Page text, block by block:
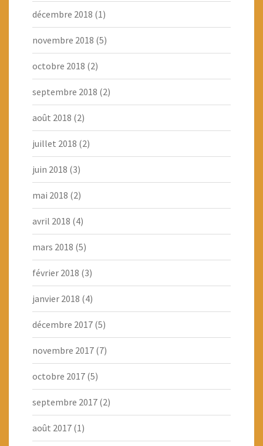
décembre 2018 (1)
novembre 2018 (5)
octobre 2018 (2)
septembre 2018 (2)
août 2018 (2)
juillet 2018 (2)
juin 2018 (3)
mai 2018 (2)
avril 2018 (4)
mars 2018 (5)
février 2018 (3)
janvier 2018 (4)
décembre 2017 (5)
novembre 2017 (7)
octobre 2017 (5)
septembre 2017 (2)
août 2017 (1)